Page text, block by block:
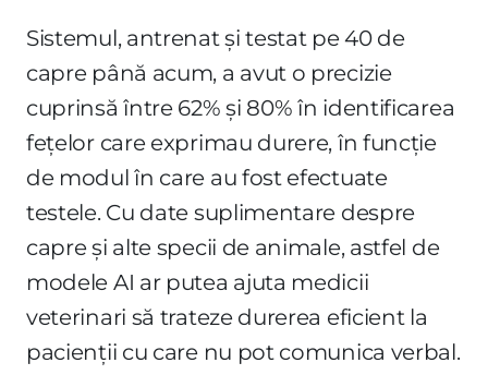
Sistemul, antrenat și testat pe 40 de
capre până acum, a avut o precizie
cuprinsă între 62% și 80% în identificarea
fețelor care exprimau durere, în funcție
de modul în care au fost efectuate
testele. Cu date suplimentare despre
capre și alte specii de animale, astfel de
modele AI ar putea ajuta medicii
veterinari să trateze durerea eficient la
pacienții cu care nu pot comunica verbal.